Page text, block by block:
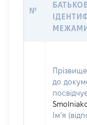
№
до
Ім’я